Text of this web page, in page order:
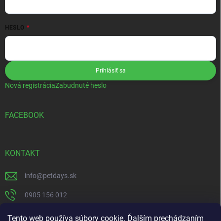
Tento web používa súbory cookie. Ďalším prechádzaním
HESLO
Prihlásiť sa
Nová registráciaZabudnuté heslo
FACEBOOK
KONTAKT
info@petdays.sk
0905 156 012
PetDays